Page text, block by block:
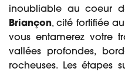
inoubliable au coeur
Briançon, cité fortifiée
vous entamerez votre
vallées profondes,
rocheuses. Les étapes